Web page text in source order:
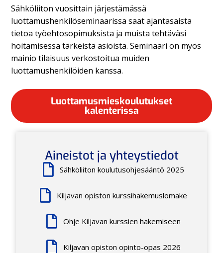
Sähköliiton vuosittain järjestämässä
luottamushenkilöseminaarissa saat ajantasaista
tietoa työehtosopimuksista ja muista tehtäväsi
hoitamisessa tärkeistä asioista. Seminaari on myös
mainio tilaisuus verkostoitua muiden
luottamushenkilöiden kanssa.
Luottamusmieskoulutukset
kalenterissa
Aineistot ja yhteystiedot
Sähköliiton koulutusohjesääntö 2025
Kiljavan opiston kurssihakemuslomake
Ohje Kiljavan kurssien hakemiseen
Kiljavan opiston opinto-opas 2026